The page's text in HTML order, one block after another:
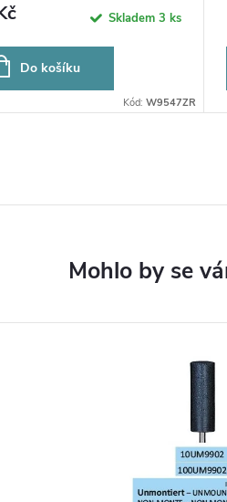
Skladem 3 ks
Do košíku
Kód: W9547ZR